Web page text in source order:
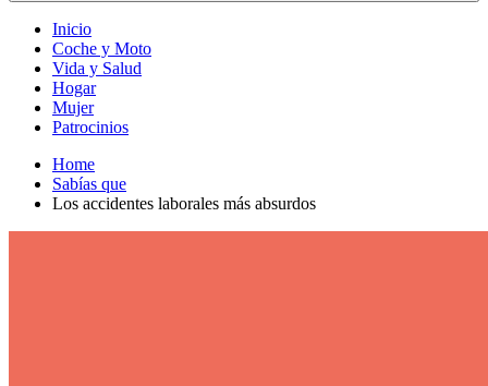
Inicio
Coche y Moto
Vida y Salud
Hogar
Mujer
Patrocinios
Home
Sabías que
Los accidentes laborales más absurdos